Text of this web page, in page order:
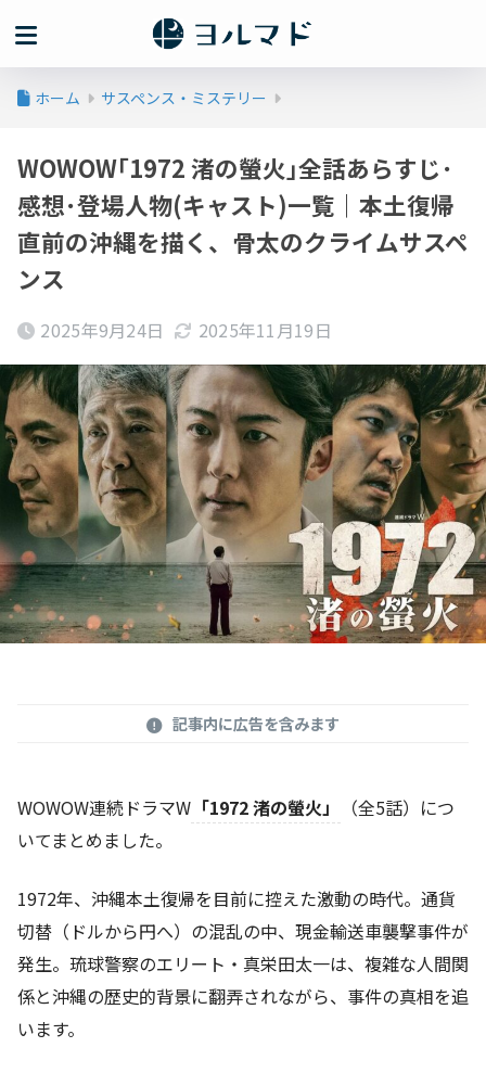
ホーム サスペンス・ミステリー
WOWOW｢1972 渚の螢火｣全話あらすじ･
感想･登場人物(キャスト)一覧｜本土復帰
直前の沖縄を描く、骨太のクライムサスペ
ンス
2025年9月24日 2025年11月19日
記事内に広告を含みます
WOWOW連続ドラマW 「1972 渚の螢火」
（全5話）につ
いてまとめました。
1972年、沖縄本土復帰を目前に控えた激動の時代。通貨
切替（ドルから円へ）の混乱の中、現金輸送車襲撃事件が
発生。琉球警察のエリート・真栄田太一は、複雑な人間関
係と沖縄の歴史的背景に翻弄されながら、事件の真相を追
います。